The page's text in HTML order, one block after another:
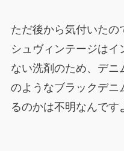
ただ後から気付いたの
シュヴィンテージは
ない洗剤のため、デニ
のようなブラックデニ
るのかは不明なんです